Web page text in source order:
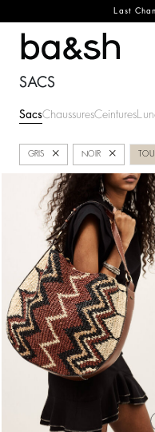
Last
ba&sh
SACS
SacsChaussuresCeintures
GRIS Fermer NOIR Fermer